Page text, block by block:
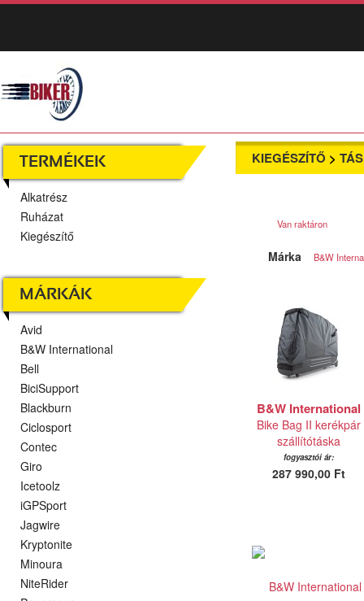
TERMÉKEK
Alkatrész
Ruházat
Kiegészítő
MÁRKÁK
Avid
B&W International
Bell
BiciSupport
Blackburn
Ciclosport
Contec
Giro
Icetoolz
iGPSport
Jagwire
Kryptonite
Minoura
NiteRider
KIEGÉSZÍTŐ >
Van raktáron
Márka B&W
B&W International
Bike Bag II kerékpár
szállítótáska
fogyasztói ár:
287 990,00 Ft